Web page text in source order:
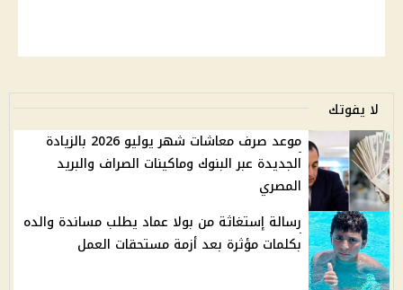
لا يفوتك
موعد صرف معاشات شهر يوليو 2026 بالزيادة
الجديدة عبر البنوك وماكينات الصراف والبريد
المصري
رسالة إستغاثة من بولا عماد يطلب مساندة والده
بكلمات مؤثرة بعد أزمة مستحقات العمل